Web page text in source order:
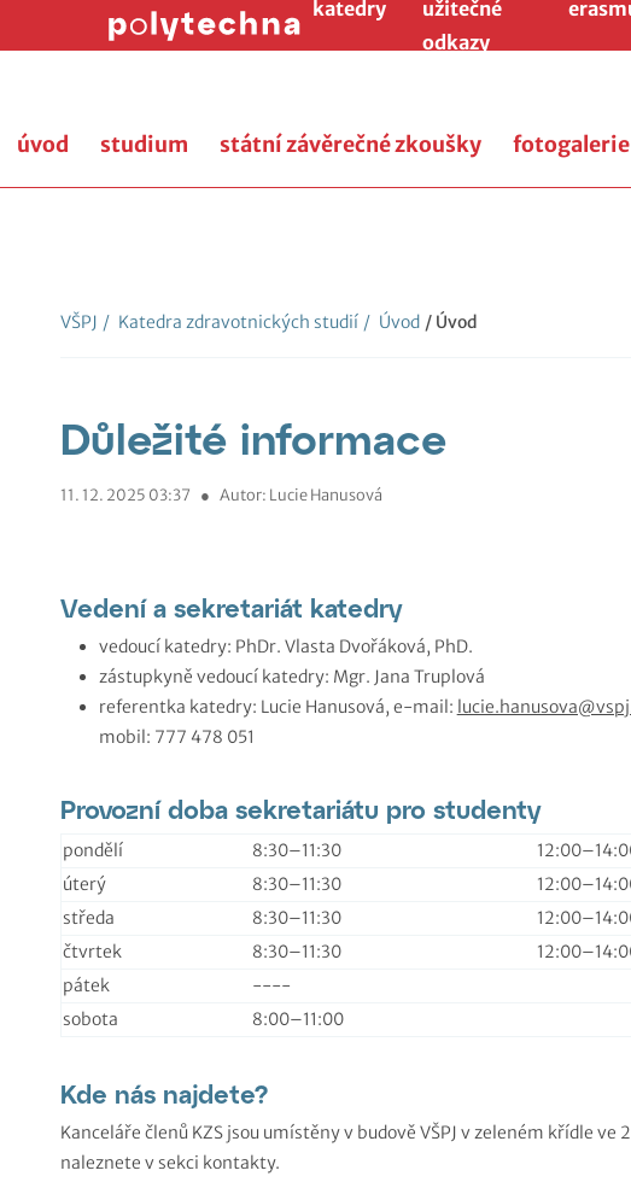
katedry
užitečné
odkazy
úvod studium státní závěrečné zkoušky fotogalerie
VŠPJ / Katedra zdravotnických studií / Úvod / Úvod
Důležité informace
11. 12. 2025 03:37 ● Autor: Lucie Hanusová
Vedení a sekretariát katedry
vedoucí katedry: PhDr. Vlasta Dvořáková, PhD.
zástupkyně vedoucí katedry: Mgr. Jana Truplová
referentka katedry: Lucie Hanusová, e-mail:
mobil: 777 478 051
Provozní doba sekretariátu pro studenty
pondělí 8:30–⁠11:30
úterý
8:30–⁠11:30
středa
8:30–⁠11:30
čtvrtek
8:30–⁠11:30
pátek
----
sobota
8:00–⁠11:00
Kde nás najdete?
Kanceláře členů KZS jsou umístěny v budově VŠPJ v zeleném křídle ve
naleznete v sekci kontakty.